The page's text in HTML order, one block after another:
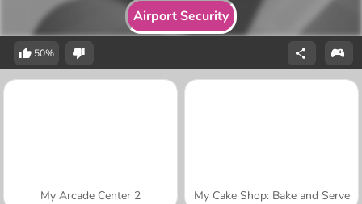
Airport Security
50%
My Arcade Center 2 My Cake Shop: Bake and Serve